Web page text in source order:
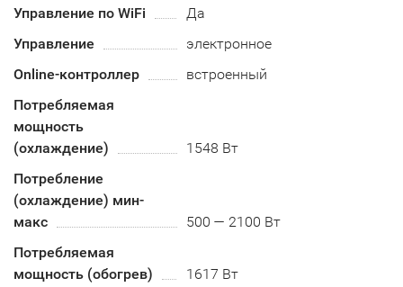
Управление по WiFi
Да
Управление
электронное
Online-контроллер
встроенный
Потребляемая
мощность
(охлаждение)
1548 Вт
Потребление
(охлаждение) мин-
макс
500 — 2100 Вт
Потребляемая
мощность (обогрев)
1617 Вт